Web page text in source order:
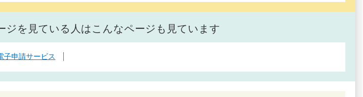
ジを見ている人はこんなページも見ています
子申請サービス